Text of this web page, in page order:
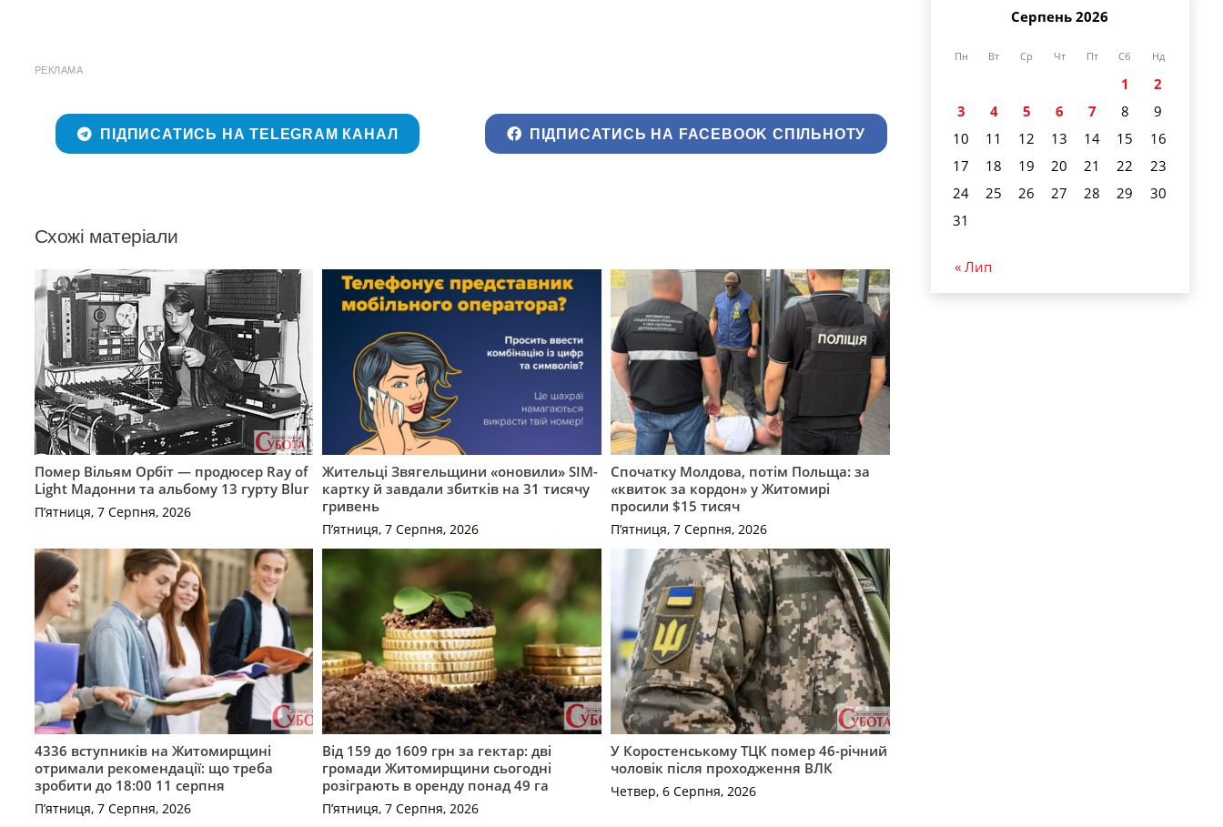
РЕКЛАМА
ПІДПИСАТИСЬ НА TELEGRAM КАНАЛ ПІДПИСАТИСЬ НА FACEBOOK СПІЛЬНОТУ
Схожі матеріали
Помер Вільям Орбіт — продюсер Ray of
Light Мадонни та альбому 13 гурту Blur
П’ятниця, 7 Серпня, 2026
Жительці Звягельщини «оновили» SIM-
картку й завдали збитків на 31 тисячу
гривень
П’ятниця, 7 Серпня, 2026
Спочатку Молдова, потім Польща: за
«квиток за кордон» у Житомирі
просили $15 тисяч
П’ятниця, 7 Серпня, 2026
4336 вступників на Житомирщині
отримали рекомендації: що треба
зробити до 18:00 11 серпня
П’ятниця, 7 Серпня, 2026
Від 159 до 1609 грн за гектар: дві
громади Житомирщини сьогодні
розіграють в оренду понад 49 га
П’ятниця, 7 Серпня, 2026
У Коростенському ТЦК помер 46-річний
чоловік після проходження ВЛК
Четвер, 6 Серпня, 2026
Серпень 2026
Пн Вт Ср Чт Пт Сб Нд
1
2
3
4 5 6 7 8
9
10
11 12 13 14 15
16
17
18 19 20 21 22
23
24
25 26 27 28 29
30
31
« Лип